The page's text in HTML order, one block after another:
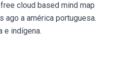
cloud based mind map
ago a américa portuguesa.
e indígena.